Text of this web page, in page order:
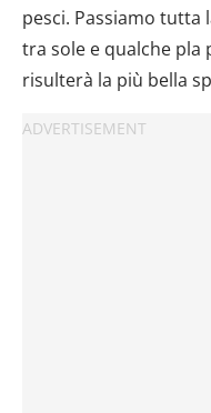
pesci. Passiamo
tra sole e qualche pla
risulterà la più bella